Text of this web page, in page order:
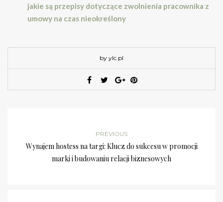
jakie są przepisy dotyczące zwolnienia pracownika z
umowy na czas nieokreślony
by ylc.pl
PREVIOUS
Wynajem hostess na targi: Klucz do sukcesu w promocji
marki i budowaniu relacji biznesowych